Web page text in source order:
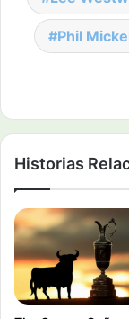
Phil
Historias